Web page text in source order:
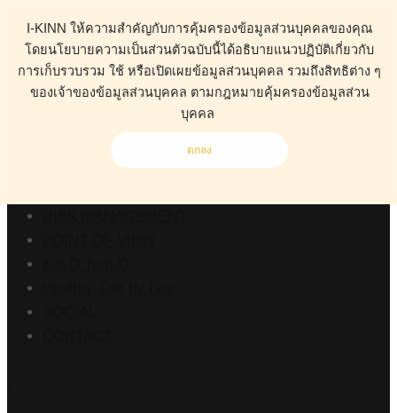
I-KINN ให้ความสำคัญกับการคุ้มครองข้อมูลส่วนบุคคลของคุณ
โดยนโยบายความเป็นส่วนตัวฉบับนี้ได้อธิบายแนวปฏิบัติเกี่ยวกับ
การเก็บรวบรวม ใช้ หรือเปิดเผยข้อมูลส่วนบุคคล รวมถึงสิทธิต่าง ๆ
ของเจ้าของข้อมูลส่วนบุคคล ตามกฎหมายคุ้มครองข้อมูลส่วน
บุคคล
ตกลง
ABOUT
BUSINESS
WORK CLINIC